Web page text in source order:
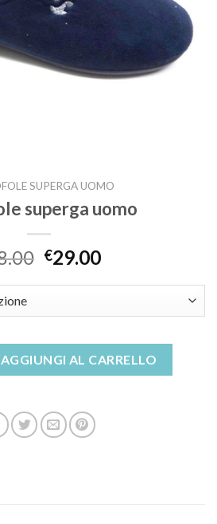
SUPERGA UOMO
superga uomo
€29.00
AGGIUNGI AL CARRELLO